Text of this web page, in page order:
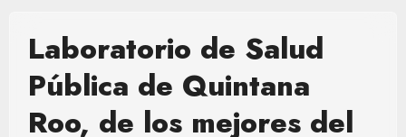
Laboratorio de Salud
Pública de Quintana
Roo, de los mejores del